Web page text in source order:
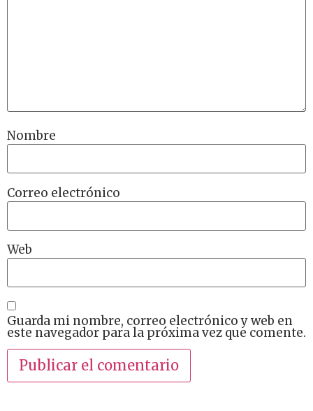
Nombre
Correo electrónico
Web
Guarda mi nombre, correo electrónico y web en
este navegador para la próxima vez que comente.